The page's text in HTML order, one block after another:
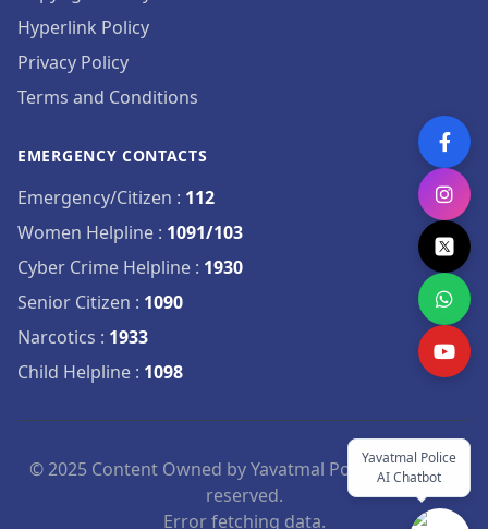
Yavatmal Police
AI Chatbot
Hyperlink Policy
Privacy Policy
Terms and Conditions
EMERGENCY CONTACTS
Emergency/Citizen : 112
Women Helpline : 1091/103
Cyber Crime Helpline : 1930
Senior Citizen : 1090
Narcotics : 1933
Child Helpline : 1098
© 2025 Content Owned by Yavatmal Police. All rights
reserved.
Error fetching data.